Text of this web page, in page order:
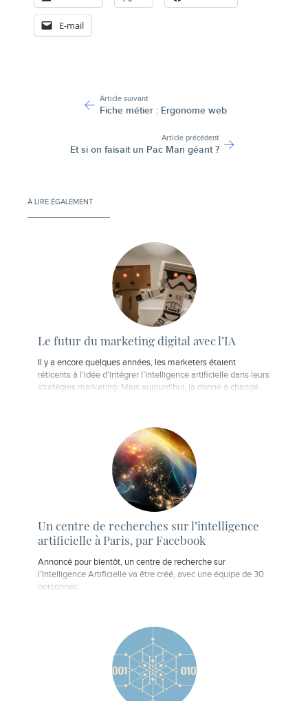
E-mail
Article suivant
Fiche métier : Ergonome web
Article précédent
Et si on faisait un Pac Man géant ?
À LIRE ÉGALEMENT
Le futur du marketing digital avec l’IA
Il y a encore quelques années, les marketers étaient
réticents à l’idée d’intégrer l’intelligence artificielle dans leurs
stratégies marketing. Mais aujourd’hui, la donne a changé.
Un centre de recherches sur l’intelligence
artificielle à Paris, par Facebook
Annoncé pour bientôt, un centre de recherche sur
l’Intelligence Artificielle va être créé, avec une équipe de 30
personnes.